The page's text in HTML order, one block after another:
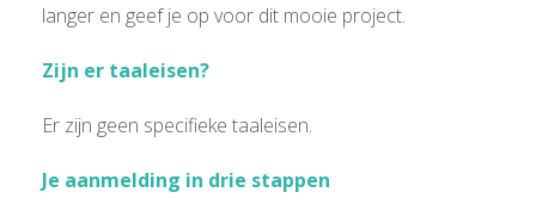
langer en geef je op voor dit mooie project.
Zijn er taaleisen?
Er zijn geen specifieke taaleisen.
Je aanmelding in drie stappen